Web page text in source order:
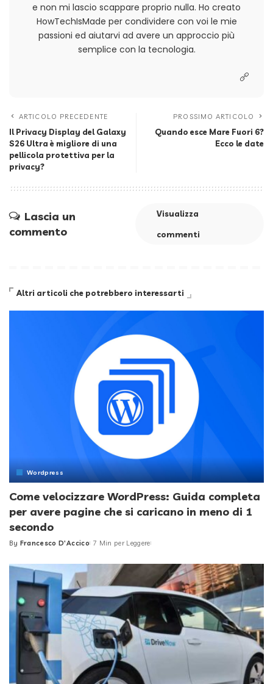
e non mi lascio scappare proprio nulla. Ho creato
HowTechIsMade per condividere con voi le mie
passioni ed aiutarvi ad avere un approccio più
semplice con la tecnologia.
ARTICOLO PRECEDENTE
Il Privacy Display del Galaxy
S26 Ultra è migliore di una
pellicola protettiva per la
privacy?
PROSSIMO ARTICOLO
Quando esce Mare Fuori 6?
Ecco le date
Lascia un
commento
Visualizza
commenti
Altri articoli che potrebbero interessarti
Wordpress
Come velocizzare WordPress: Guida completa
per avere pagine che si caricano in meno di 1
secondo
Posted
By Francesco D'Accico 7 Min per Leggere